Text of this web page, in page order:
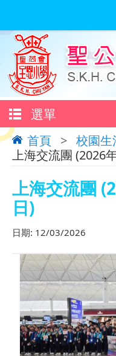
選單
首頁 > 校園生
上海交流團 (2026
上海交流團
日)
日期: 12/03/2026